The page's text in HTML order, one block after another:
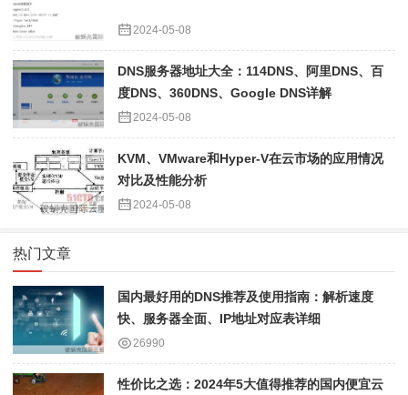
2024-05-08
DNS服务器地址大全：114DNS、阿里DNS、百
度DNS、360DNS、Google DNS详解
2024-05-08
KVM、VMware和Hyper-V在云市场的应用情况
对比及性能分析
2024-05-08
热门文章
国内最好用的DNS推荐及使用指南：解析速度
快、服务器全面、IP地址对应表详细
26990
性价比之选：2024年5大值得推荐的国内便宜云